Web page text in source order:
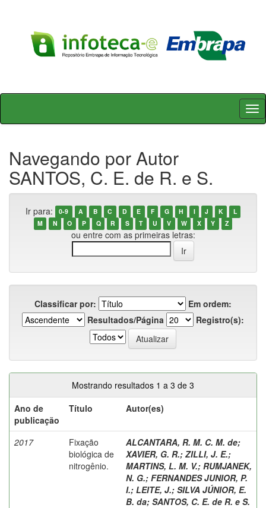
Skip
Navegando por Autor
SANTOS, C. E. de R. e S.
Ir para: 0-9 A B C D E F G H I J K
L
M
N O P Q R S T U V W X Y Z
ou entre com as primeiras letras:
Classificar por:
Em ordem:
Resultados/Página
Registro(s):
Mostrando resultados 1 a 3 de 3
Ano de
publicação
Título Autor(es)
2017
Fixação
biológica de
nitrogênio.
ALCANTARA, R. M. C. M. de;
XAVIER, G. R.; ZILLI, J. E.;
MARTINS, L. M. V.; RUMJANEK,
N. G.; FERNANDES JUNIOR, P.
I.; LEITE, J.; SILVA JÚNIOR, E.
B. da; SANTOS, C. E. de R. e S.